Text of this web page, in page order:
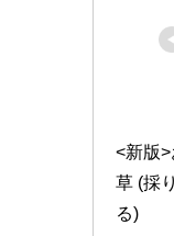
<新版
草 (採
る)